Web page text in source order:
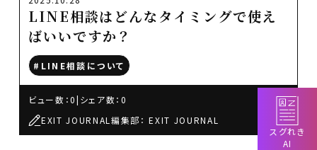
LINE相談はどんなタイミングで使え
ばいいですか？
#LINE相談について
ビュー数：0| シェア数：0
EXIT JOURNAL編集部： EXIT JOURNAL
スグれき
AI